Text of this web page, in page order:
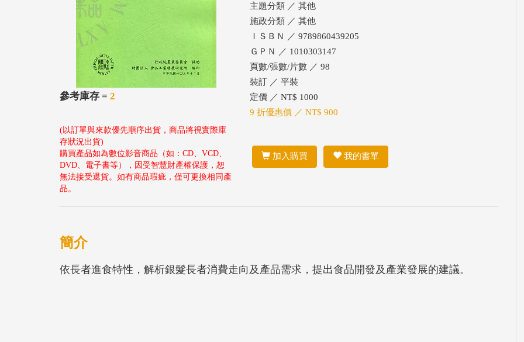
參考庫存 = 2
(以訂單與來款優先順序出貨，商品將視實際庫
存狀況出貨)
購買產品如為數位影音商品（如：CD、VCD、
DVD、電子書等），因受智慧財產權保護，恕
無法接受退貨。如有商品瑕疵，僅可更換相同產
品。
主題分類 ／ 其他
施政分類 ／ 其他
ＩＳＢＮ ／ 9789860439205
ＧＰＮ ／ 1010303147
頁數/張數/片數 ／ 98
裝訂 ／ 平裝
定價 ／ NT$ 1000
9 折優惠價 ／ NT$ 900
加入購買 我的書單
簡介
依長者進食特性，解析銀髮長者消費走向及產品需求，提出食品開發及產業發展的建議。